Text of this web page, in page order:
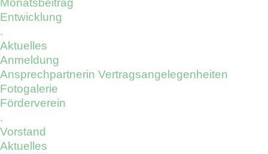
Monatsbeitrag
Entwicklung
.
Aktuelles
Anmeldung
Ansprechpartnerin Vertragsangelegenheiten
Fotogalerie
Förderverein
.
Vorstand
Aktuelles